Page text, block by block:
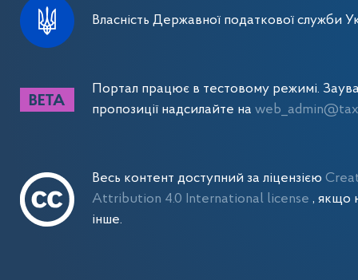
Власність Державної податкової служби
Портал працює в тестовому режимі.
пропозиції надсилайте на
Весь контент доступний за ліцензією
Attribution 4.0 International license , якщо
інше.